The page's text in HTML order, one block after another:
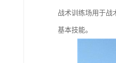
战术训练场用于战
基本技能。